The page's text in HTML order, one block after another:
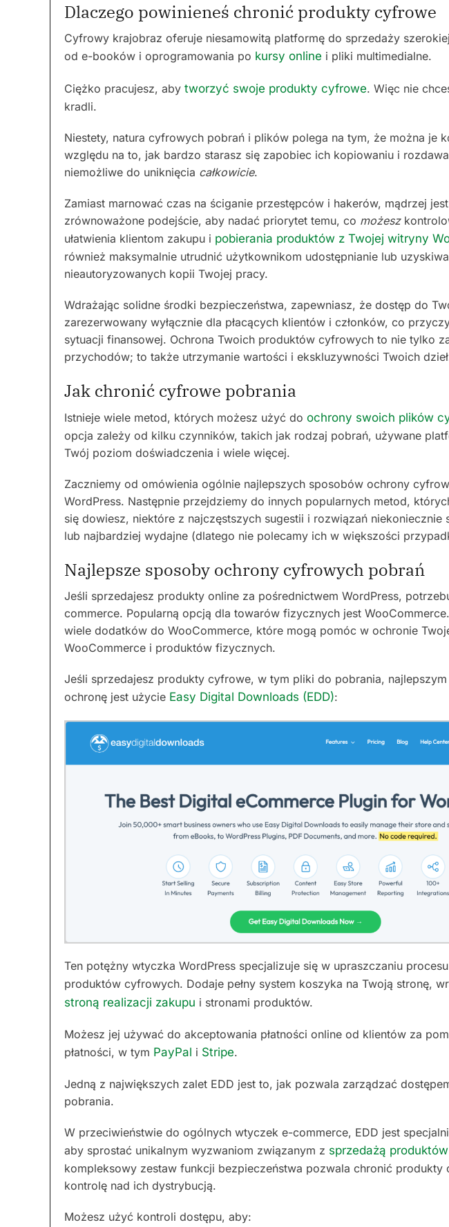
Dlaczego powinieneś chronić produkty cyfrowe
Cyfrowy krajobraz oferuje niesamowitą platformę do sprzedaży
od e-booków i oprogramowania po kursy online i pliki multimedialne.
Ciężko pracujesz, aby tworzyć swoje produkty cyfrowe. Więc nie
kradli.
Niestety, natura cyfrowych pobrań i plików polega na tym, że można je
względu na to, jak bardzo starasz się zapobiec ich kopiowaniu i
niemożliwe do uniknięcia całkowicie.
Zamiast marnować czas na ściganie przestępców i hakerów, mądrzej
zrównoważone podejście, aby nadać priorytet temu, co możesz
ułatwienia klientom zakupu i pobierania produktów z Twojej witryny
również maksymalnie utrudnić użytkownikom udostępnianie lub
nieautoryzowanych kopii Twojej pracy.
Wdrażając solidne środki bezpieczeństwa, zapewniasz, że dostęp do
zarezerwowany wyłącznie dla płacących klientów i członków, co
sytuacji finansowej. Ochrona Twoich produktów cyfrowych to nie tylko
przychodów; to także utrzymanie wartości i ekskluzywności Twoich
Jak chronić cyfrowe pobrania
Istnieje wiele metod, których możesz użyć do ochrony swoich plików
opcja zależy od kilku czynników, takich jak rodzaj pobrań, używane
Twój poziom doświadczenia i wiele więcej.
Zaczniemy od omówienia ogólnie najlepszych sposobów ochrony
WordPress. Następnie przejdziemy do innych popularnych metod,
się dowiesz, niektóre z najczęstszych sugestii i rozwiązań niekoniecznie
lub najbardziej wydajne (dlatego nie polecamy ich w większości
Najlepsze sposoby ochrony cyfrowych pobrań
Jeśli sprzedajesz produkty online za pośrednictwem WordPress,
commerce. Popularną opcją dla towarów fizycznych jest
wiele dodatków do WooCommerce, które mogą pomóc w ochronie
WooCommerce i produktów fizycznych.
Jeśli sprzedajesz produkty cyfrowe, w tym pliki do pobrania,
ochronę jest użycie Easy Digital Downloads (EDD):
Ten potężny wtyczka WordPress specjalizuje się w upraszczaniu
produktów cyfrowych. Dodaje pełny system koszyka na Twoją stronę,
stroną realizacji zakupu i stronami produktów.
Możesz jej używać do akceptowania płatności online od klientów za
płatności, w tym PayPal i Stripe.
Jedną z największych zalet EDD jest to, jak pozwala zarządzać
pobrania.
W przeciwieństwie do ogólnych wtyczek e-commerce, EDD jest
aby sprostać unikalnym wyzwaniom związanym z sprzedażą
kompleksowy zestaw funkcji bezpieczeństwa pozwala chronić produkty
kontrolę nad ich dystrybucją.
Możesz użyć kontroli dostępu, aby: